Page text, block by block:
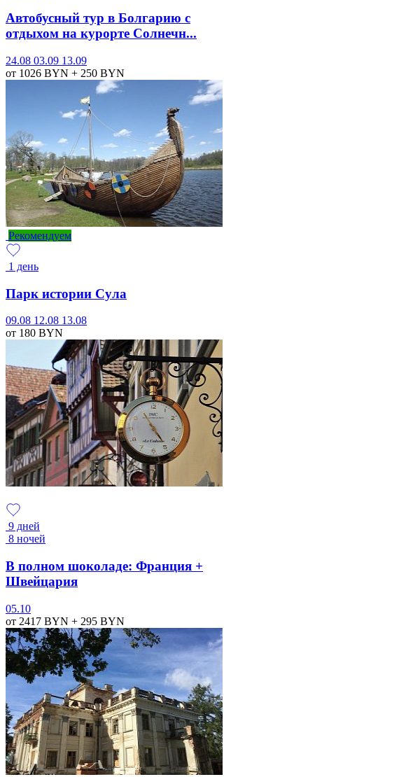
Автобусный тур в Болгарию с
отдыхом на курорте Солнечн...
24.08 03.09 13.09
от 1026 BYN + 250 BYN
Рекомендуем
1 день
Парк истории Сула
09.08 12.08 13.08
от 180 BYN
9 дней
8 ночей
В полном шоколаде: Франция +
Швейцария
05.10
от 2417 BYN + 295 BYN